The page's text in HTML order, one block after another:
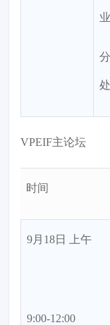
VPEIF主论坛
时间
9月18日 上午
9:00-12:00